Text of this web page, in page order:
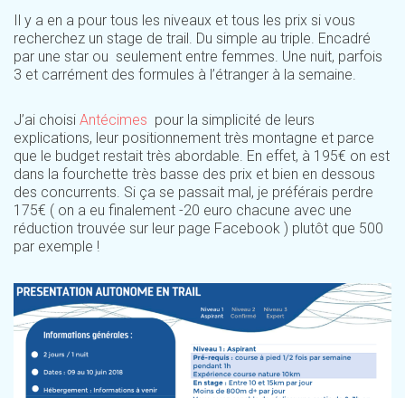
Il y a en a pour tous les niveaux et tous les prix si vous
recherchez un stage de trail. Du simple au triple. Encadré
par une star ou seulement entre femmes. Une nuit, parfois
3 et carrément des formules à l’étranger à la semaine.
J’ai choisi Antécimes pour la simplicité de leurs
explications, leur positionnement très montagne et parce
que le budget restait très abordable. En effet, à 195€ on est
dans la fourchette très basse des prix et bien en dessous
des concurrents. Si ça se passait mal, je préférais perdre
175€ ( on a eu finalement -20 euro chacune avec une
réduction trouvée sur leur page Facebook ) plutôt que 500
par exemple !